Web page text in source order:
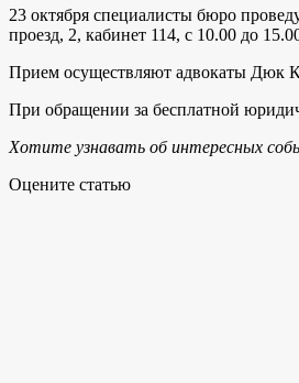
23 октября специалисты бюро
проезд, 2, кабинет 114, с 10.00 до
Прием осуществляют адвокаты Дюк
При обращении за бесплатной
Хотите узнавать об интересных
Оцените статью